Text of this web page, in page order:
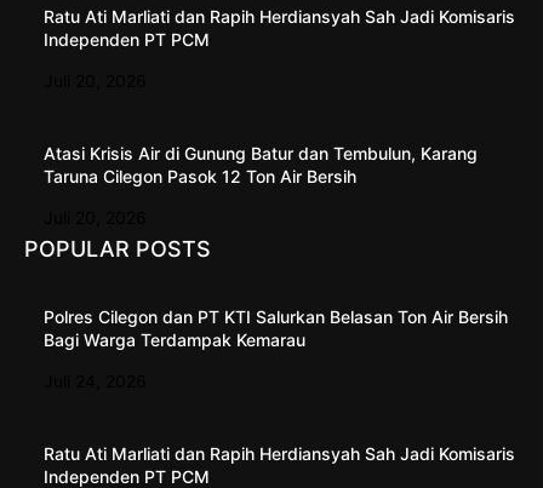
Ratu Ati Marliati dan Rapih Herdiansyah Sah Jadi Komisaris
Independen PT PCM
Atasi Krisis Air di Gunung Batur dan Tembulun, Karang
Taruna Cilegon Pasok 12 Ton Air Bersih
POPULAR POSTS
Polres Cilegon dan PT KTI Salurkan Belasan Ton Air Bersih
Bagi Warga Terdampak Kemarau
Ratu Ati Marliati dan Rapih Herdiansyah Sah Jadi Komisaris
Independen PT PCM